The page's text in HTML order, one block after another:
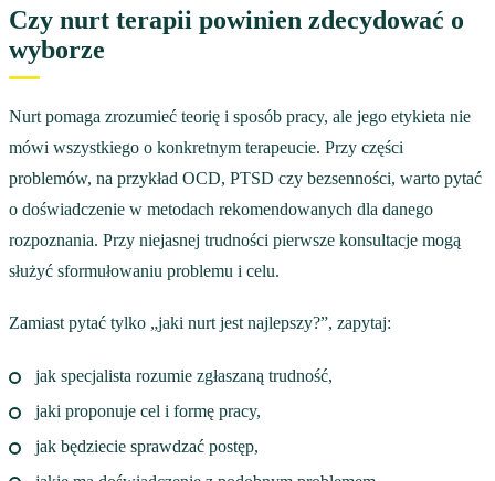
Czy nurt terapii powinien zdecydować o
wyborze
Nurt pomaga zrozumieć teorię i sposób pracy, ale jego etykieta nie
mówi wszystkiego o konkretnym terapeucie. Przy części
problemów, na przykład OCD, PTSD czy bezsenności, warto pytać
o doświadczenie w metodach rekomendowanych dla danego
rozpoznania. Przy niejasnej trudności pierwsze konsultacje mogą
służyć sformułowaniu problemu i celu.
Zamiast pytać tylko „jaki nurt jest najlepszy?”, zapytaj:
jak specjalista rozumie zgłaszaną trudność,
jaki proponuje cel i formę pracy,
jak będziecie sprawdzać postęp,